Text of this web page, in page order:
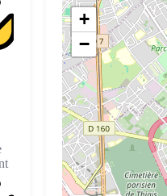
+
−